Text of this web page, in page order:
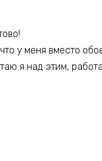
у меня вместо
я над этим,